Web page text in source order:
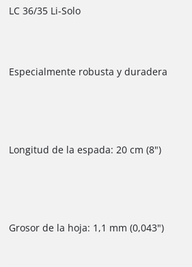
LC 36/35 Li-Solo
Especialmente robusta y duradera
Longitud de la espada: 20 cm (8")
Grosor de la hoja: 1,1 mm (0,043")